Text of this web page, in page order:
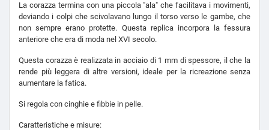
La corazza termina con una piccola "ala" che facilitava i movimenti,
deviando i colpi che scivolavano lungo il torso verso le gambe, che
non sempre erano protette. Questa replica incorpora la fessura
anteriore che era di moda nel XVI secolo.
Questa corazza è realizzata in acciaio di 1 mm di spessore, il che la
rende più leggera di altre versioni, ideale per la ricreazione senza
aumentare la fatica.
Si regola con cinghie e fibbie in pelle.
Caratteristiche e misure: